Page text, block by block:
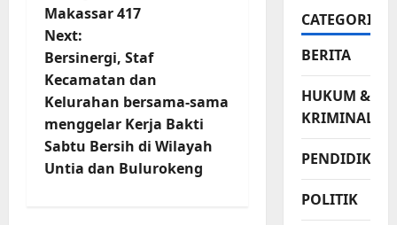
t
n
a
v
i
Makassar 417
Next:
Bersinergi, Staf
Kecamatan dan
Kelurahan bersama-sama
menggelar Kerja Bakti
Sabtu Bersih di Wilayah
Untia dan Bulurokeng
CATEGORIES
BERITA
HUKUM &
KRIMINAL
PENDIDIKAN
POLITIK